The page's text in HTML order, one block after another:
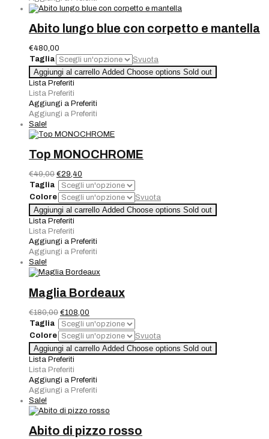
quantità
Abito lungo blue con corpetto e mantella
€480,00
Taglia
Svuota
Abito
lungo
blue
con
corpetto
e
mantella
quantità
Aggiungi al carrello Added Choose options Sold out
Lista Preferiti
Lista Preferiti
Aggiungi a Preferiti
Aggiungi a Preferiti
Sale!
Top MONOCHROME
€49,00 Il
prezzo
originale
era:
€49,00.
€29,40
prezzo
attuale
è:
€29,40.
Taglia
Colore
Svuota
Top
MONOCHROME
quantità
Aggiungi al carrello Added Choose options Sold out
Lista Preferiti
Lista Preferiti
Aggiungi a Preferiti
Aggiungi a Preferiti
Sale!
Maglia Bordeaux
€180,00 Il
prezzo
originale
era:
€180,00.
€108,00
prezzo
attuale
è:
€108,00.
Taglia
Colore
Svuota
Maglia
Bordeaux
quantità
Aggiungi al carrello Added Choose options Sold out
Lista Preferiti
Lista Preferiti
Aggiungi a Preferiti
Aggiungi a Preferiti
Sale!
Abito di pizzo rosso